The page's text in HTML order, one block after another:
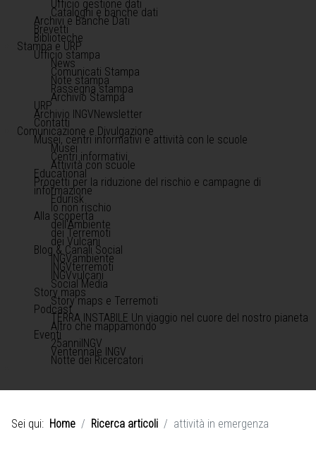
Ufficio gestione dati
Cataloghi e banche dati
Archivi e Banche Dati
Brevetti
Biblioteche
Stampa e URP
Ufficio stampa
News
Comunicati Stampa
Note stampa
Rassegna stampa
Archivio Stampa
URP
Archivio INGVNewsletter
Contatti
Comunicazione e Divulgazione
Musei, centri informativi e attività con le scuole
Musei
Centri informativi
Attività con scuole
Educational
Progetti per la riduzione del rischio e campagne di
informazione
Edurisk
Io non rischio
Alla scoperta
dell'Ambiente
dei Terremoti
dei Vulcani
Blog & Canali Social
INGVambiente
INGVterremoti
INGVvulcani
Social Media
Story maps
Story maps e Terremoti
Podcast
TERRA INSTABILE Un viaggio nel cuore del nostro pianeta
Altro che mappamondo
Eventi
25anniINGV
Ventennale INGV
Notte dei Ricercatori
Sei qui: Home Ricerca articoli attività in emergenza